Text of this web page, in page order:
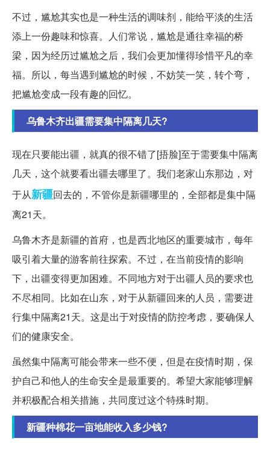
不过，尴尬其实也是一种生活的调味剂，能给平淡的生活
添上一份趣味和惊喜。人们常说，尴尬是通往幸福的桥
梁，因为经历过尴尬之后，我们会更加懂得珍惜平凡的幸
福。所以，每当遇到尴尬的时候，不妨笑一笑，转个弯，
把尴尬变成一段有趣的回忆。
乌鲁木齐出疆需要集中隔离几天?
现在只要能出疆，就真的很不错了[捂脸]至于需要集中隔离
几天，这个就要看出疆去哪里了。我们老家山东那边，对
于从新疆回去的，不管你是新疆哪里的，全部都是集中隔
离21天。
乌鲁木齐是新疆的首府，也是西北地区的重要城市，每年
吸引着大量的游客前往探索。不过，在当前疫情的影响
下，出疆变得更加困难。不同地方对于出疆人员的要求也
不尽相同。比如在山东，对于从新疆回来的人员，需要进
行集中隔离21天。这是出于对疫情的防控考虑，要确保人
们的健康安全。
虽然集中隔离可能会带来一些不便，但是在疫情时期，保
护自己和他人的生命安全是最重要的。希望大家能够理解
并积极配合相关措施，共同度过这个特殊时期。
新疆种棉花一亩地能收入多少钱?